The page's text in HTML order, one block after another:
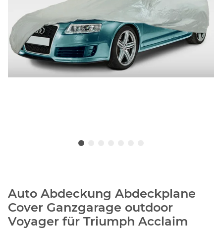
Auto Abdeckung Abdeckplane
Cover Ganzgarage outdoor
Voyager für Triumph Acclaim